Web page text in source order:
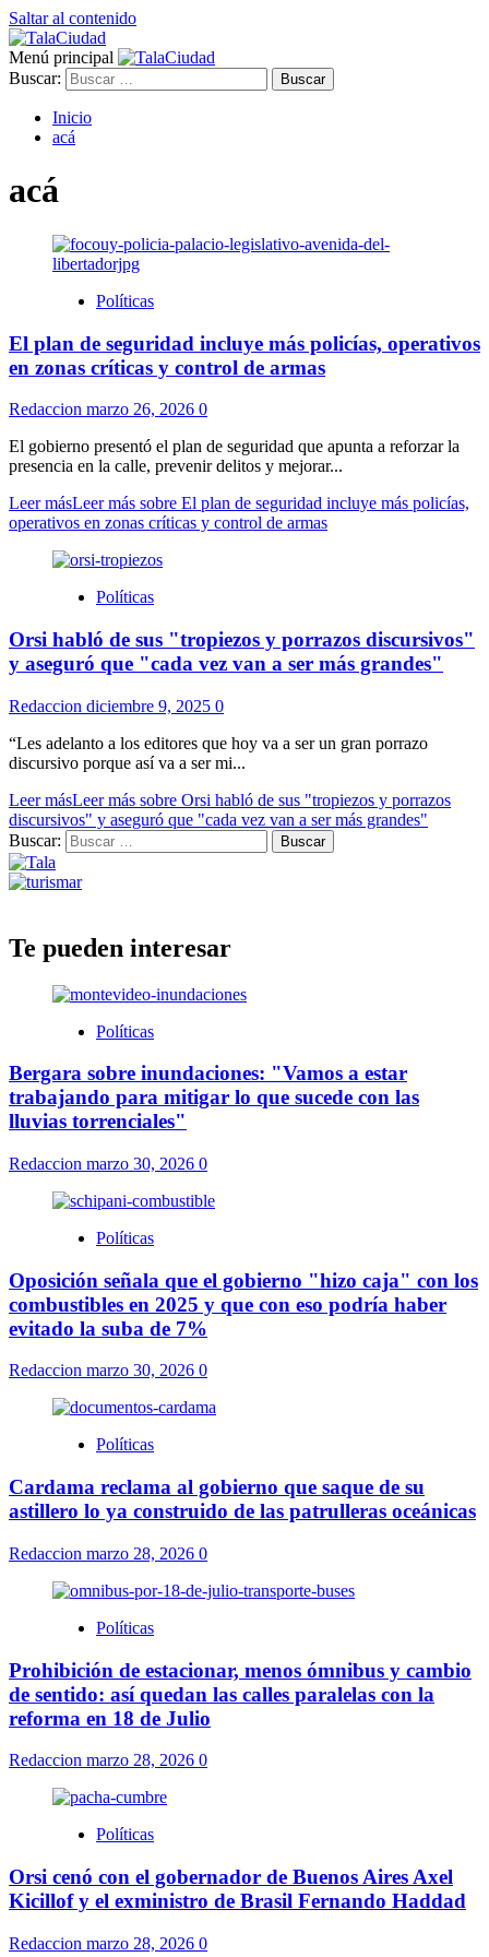
Saltar al contenido
Menú principal
Buscar:
Inicio
acá
acá
Políticas
El plan de seguridad incluye más policías, operativos
en zonas críticas y control de armas
Redaccion marzo 26, 2026 0
El gobierno presentó el plan de seguridad que apunta a reforzar la
presencia en la calle, prevenir delitos y mejorar...
Leer másLeer más sobre El plan de seguridad incluye más policías,
operativos en zonas críticas y control de armas
Políticas
Orsi habló de sus "tropiezos y porrazos discursivos"
y aseguró que "cada vez van a ser más grandes"
Redaccion diciembre 9, 2025 0
“Les adelanto a los editores que hoy va a ser un gran porrazo
discursivo porque así va a ser mi...
Leer másLeer más sobre Orsi habló de sus "tropiezos y porrazos
discursivos" y aseguró que "cada vez van a ser más grandes"
Buscar:
Te pueden interesar
Políticas
Bergara sobre inundaciones: "Vamos a estar
trabajando para mitigar lo que sucede con las
lluvias torrenciales"
Redaccion marzo 30, 2026 0
Políticas
Oposición señala que el gobierno "hizo caja" con los
combustibles en 2025 y que con eso podría haber
evitado la suba de 7%
Redaccion marzo 30, 2026 0
Políticas
Cardama reclama al gobierno que saque de su
astillero lo ya construido de las patrulleras oceánicas
Redaccion marzo 28, 2026 0
Políticas
Prohibición de estacionar, menos ómnibus y cambio
de sentido: así quedan las calles paralelas con la
reforma en 18 de Julio
Redaccion marzo 28, 2026 0
Políticas
Orsi cenó con el gobernador de Buenos Aires Axel
Kicillof y el exministro de Brasil Fernando Haddad
Redaccion marzo 28, 2026 0